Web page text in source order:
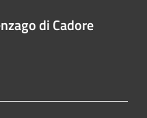
di Cadore